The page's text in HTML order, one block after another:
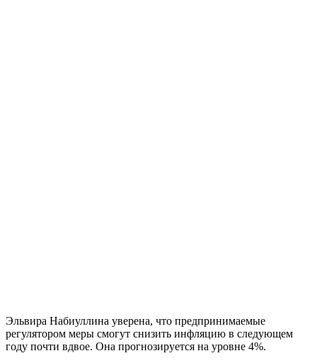
Эльвира Набиуллина уверена, что предпринимаемые
регулятором меры смогут снизить инфляцию в следующем
году почти вдвое. Она прогнозируется на уровне 4%.